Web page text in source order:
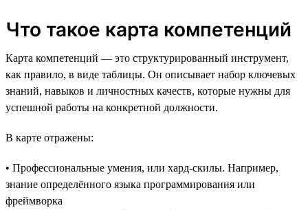
Что такое карта компетенций
Карта компетенций — это структурированный инструмент,
как правило, в виде таблицы. Он описывает набор ключевых
знаний, навыков и личностных качеств, которые нужны для
успешной работы на конкретной должности.
В карте отражены:
• Профессиональные умения, или хард-скилы. Например,
знание определённого языка программирования или
фреймворка